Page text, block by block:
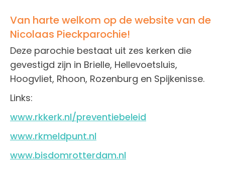
Van harte welkom op de website van de
Nicolaas Pieckparochie!
Deze parochie bestaat uit zes kerken die
gevestigd zijn in Brielle, Hellevoetsluis,
Hoogvliet, Rhoon, Rozenburg en Spijkenisse.
Links:
www.rkkerk.nl/preventiebeleid
www.rkmeldpunt.nl
www.bisdomrotterdam.nl